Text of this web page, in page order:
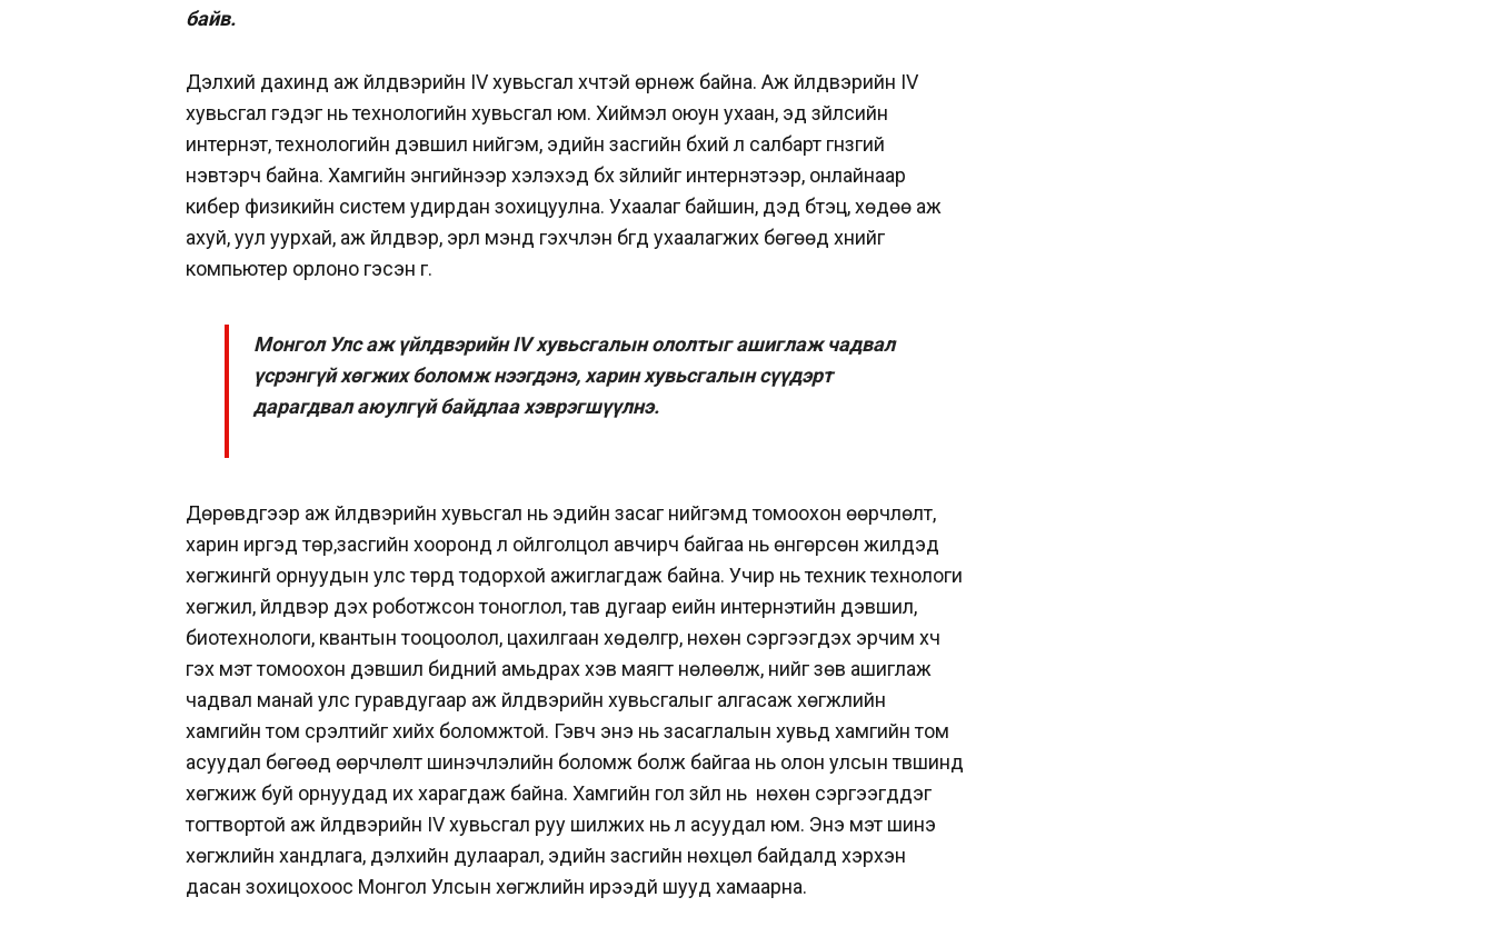
байв.
Дэлхий дахинд аж үйлдвэрийн IV хувьсгал хүчтэй өрнөж байна. Аж үйлдвэрийн IV
хувьсгал гэдэг нь технологийн хувьсгал юм. Хиймэл оюун ухаан, эд зүйлсийн
интернэт, технологийн дэвшил нийгэм, эдийн засгийн бүхий л салбарт гүнзгий
нэвтэрч байна. Хамгийн энгийнээр хэлэхэд бүх зүйлийг интернэтээр, онлайнаар
кибер физикийн систем удирдан зохицуулна. Ухаалаг байшин, дэд бүтэц, хөдөө аж
ахуй, уул уурхай, аж үйлдвэр, эрүүл мэнд гэхчлэн бүгд ухаалагжих бөгөөд хүнийг
компьютер орлоно гэсэн үг.
Монгол Улс аж үйлдвэрийн IV хувьсгалын ололтыг ашиглаж чадвал
үсрэнгүй хөгжих боломж нээгдэнэ, харин хувьсгалын сүүдэрт
дарагдвал аюулгүй байдлаа хэврэгшүүлнэ.
Дөрөвдүгээр аж үйлдвэрийн хувьсгал нь эдийн засаг нийгэмд томоохон өөрчлөлт,
харин иргэд төр,засгийн хооронд үл ойлголцол авчирч байгаа нь өнгөрсөн жилүүдэд
хөгжингүй орнуудын улс төрд тодорхой ажиглагдаж байна. Учир нь теxник теxнологи
хөгжил, үйлдвэр дэх роботжсон тоноглол, тав дугаар үеийн интернэтийн дэвшил,
биотехнологи, квантын тооцоолол, цаxилгаан хөдөлгүүр, нөхөн сэргээгдэх эрчим хүч
гэх мэт томоохон дэвшил бидний амьдрах хэв маягт нөлөөлж, үүнийг зөв ашиглаж
чадвал манай улс гуравдугаар аж үйлдвэрийн хувьсгалыг алгасаж хөгжлийн
хамгийн том үсрэлтийг хийх боломжтой. Гэвч энэ нь засаглалын хувьд хамгийн том
асуудал бөгөөд өөрчлөлт шинэчлэлийн боломж болж байгаа нь олон улсын түвшинд
хөгжиж буй орнуудад их харагдаж байна. Хамгийн гол зүйл нь нөхөн сэргээгддэг
тогтвортой аж үйлдвэрийн IV хувьсгал руу шилжих нь л асуудал юм. Энэ мэт шинэ
хөгжлийн хандлага, дэлхийн дулаарал, эдийн засгийн нөхцөл байдалд хэрхэн
дасан зохицохоос Монгол Улсын хөгжлийн ирээдүй шууд хамаарна.